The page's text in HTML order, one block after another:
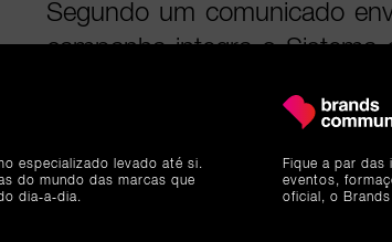
Segundo um comunicado
campanha integra o Sistema
privadas com o objetivo de
responsáveis, aumentar a
de incêndio e incentivar a
especializado levado até si.
do mundo das marcas que
dia-a-dia.
Fique a par das
eventos,
oficial, o Brands